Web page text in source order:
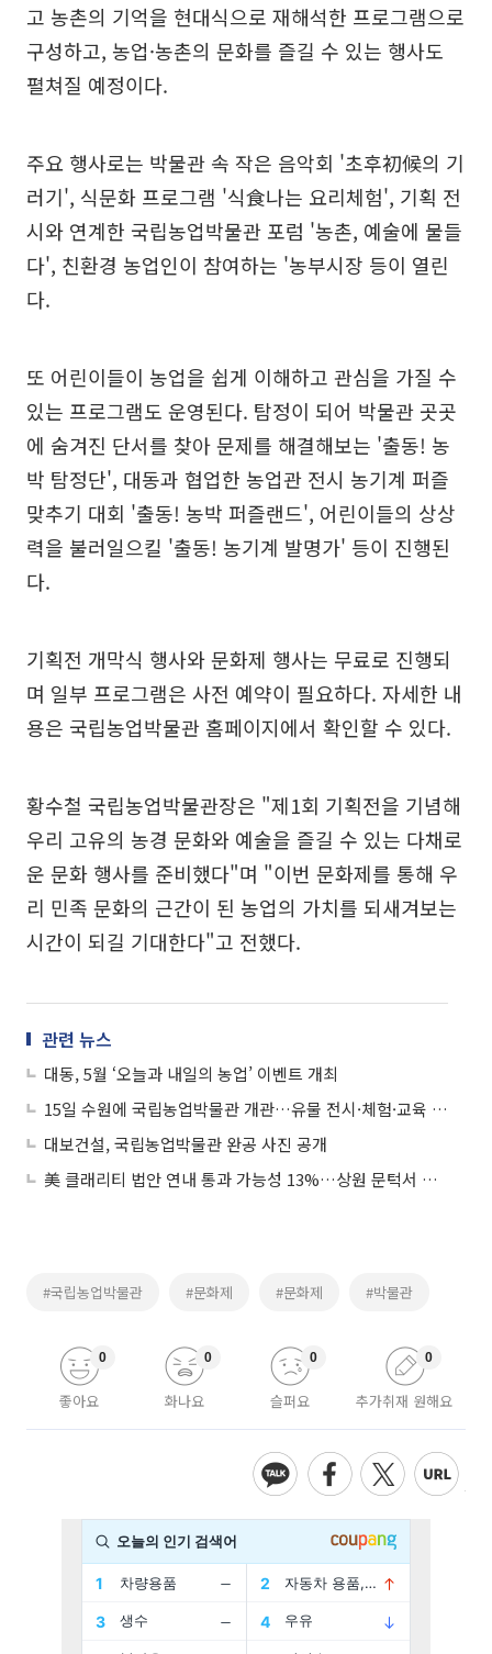
고 농촌의 기억을 현대식으로 재해석한 프로그램으로
구성하고, 농업·농촌의 문화를 즐길 수 있는 행사도
펼쳐질 예정이다.
주요 행사로는 박물관 속 작은 음악회 '초후初候의 기
러기', 식문화 프로그램 '식食나는 요리체험', 기획 전
시와 연계한 국립농업박물관 포럼 '농촌, 예술에 물들
다', 친환경 농업인이 참여하는 '농부시장 등이 열린
다.
또 어린이들이 농업을 쉽게 이해하고 관심을 가질 수
있는 프로그램도 운영된다. 탐정이 되어 박물관 곳곳
에 숨겨진 단서를 찾아 문제를 해결해보는 '출동! 농
박 탐정단', 대동과 협업한 농업관 전시 농기계 퍼즐
맞추기 대회 '출동! 농박 퍼즐랜드', 어린이들의 상상
력을 불러일으킬 '출동! 농기계 발명가' 등이 진행된
다.
기획전 개막식 행사와 문화제 행사는 무료로 진행되
며 일부 프로그램은 사전 예약이 필요하다. 자세한 내
용은 국립농업박물관 홈페이지에서 확인할 수 있다.
황수철 국립농업박물관장은 "제1회 기획전을 기념해
우리 고유의 농경 문화와 예술을 즐길 수 있는 다채로
운 문화 행사를 준비했다"며 "이번 문화제를 통해 우
리 민족 문화의 근간이 된 농업의 가치를 되새겨보는
시간이 되길 기대한다"고 전했다.
관련 뉴스
대동, 5월 ‘오늘과 내일의 농업’ 이벤트 개최
15일 수원에 국립농업박물관 개관…유물 전시·체험·교육 제공
대보건설, 국립농업박물관 완공 사진 공개
美 클래리티 법안 연내 통과 가능성 13%…상원 문턱서 제동
#국립농업박물관 #문화제 #문화제 #박물관
좋아요
0
화나요
0
슬퍼요
0
추가취재 원해요
0